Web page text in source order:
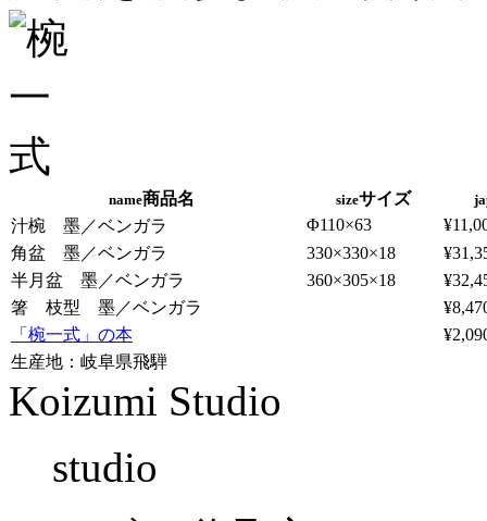
name商品名 sizeサイズ
汁椀 墨／ベンガラ Φ110×63
角盆 墨／ベンガラ
330×330×18
半月盆 墨／ベンガラ
360×305×18
箸 枝型 墨／ベンガラ
「椀一式」の本
生産地：岐阜県飛騨
Koizumi Studio
studio